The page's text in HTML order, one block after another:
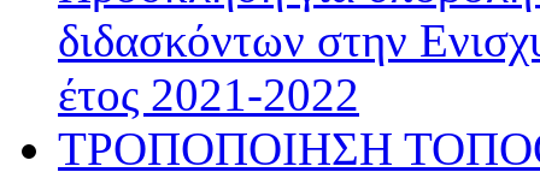
διδασκόντων στην
έτος 2021-2022
ΤΡΟΠΟΠΟΙΗΣΗ